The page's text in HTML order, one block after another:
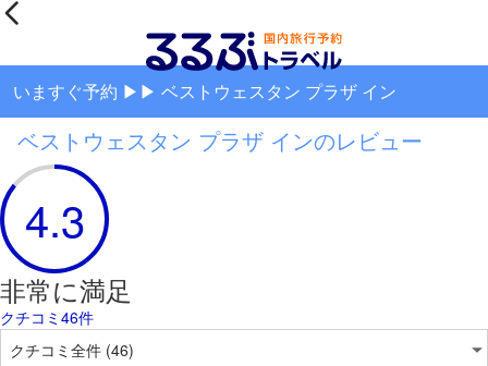
いますぐ予約 ▶▶ ベストウェスタン プラザ イン
ベストウェスタン プラザ インのレビュー
4.3
非常に満足
クチコミ46件